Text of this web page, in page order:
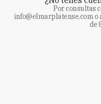
Por consultas
info@elmarplatense.como
de